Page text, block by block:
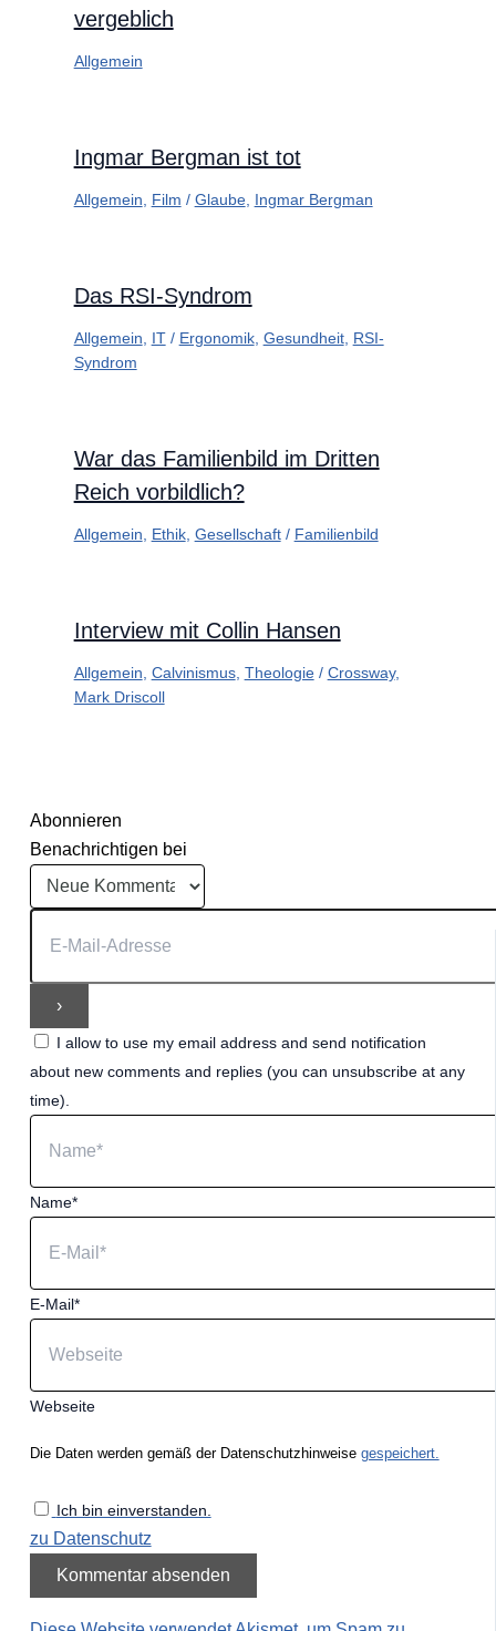
vergeblich
Allgemein
Ingmar Bergman ist tot
Allgemein, Film / Glaube, Ingmar Bergman
Das RSI-Syndrom
Allgemein, IT/ Ergonomik, Gesundheit, RSI-
Syndrom
War das Familienbild im Dritten
Reich vorbildlich?
Allgemein, Ethik, Gesellschaft/ Familienbild
Interview mit Collin Hansen
Allgemein, Calvinismus, Theologie/ Crossway,
Mark Driscoll
Abonnieren
Benachrichtigen bei
I allow to use my email address and send notification
about new comments and replies (you can unsubscribe at any
time).
Name*
E-Mail*
Webseite
Die Daten werden gemäß der Datenschutzhinweise gespeichert.
Ich bin einverstanden.
zu Datenschutz